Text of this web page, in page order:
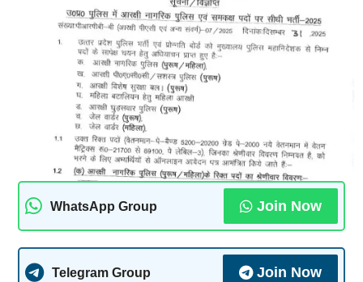
WhatsApp Group Join Now
Telegram Group Join Now